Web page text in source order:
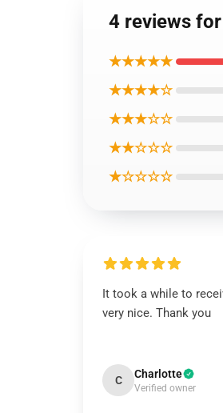
4 reviews
★★★★★
★★★★☆
★★★☆☆
★★☆☆☆
★☆☆☆☆
It took a while to
very nice. Thank you
C Charlotte
Verified owner